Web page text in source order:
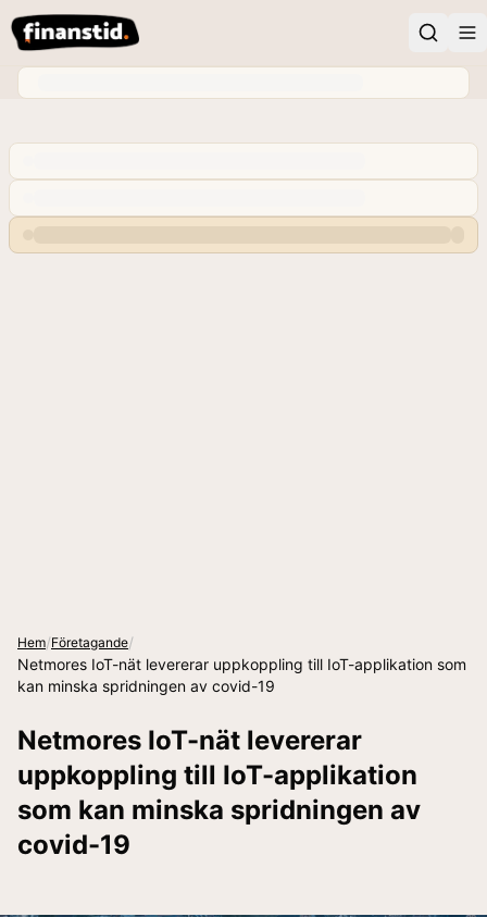
Hem/Företagande/
Netmores IoT-nät levererar uppkoppling till IoT-applikation som
kan minska spridningen av covid-19
Netmores IoT-nät levererar
uppkoppling till IoT-applikation
som kan minska spridningen av
covid-19